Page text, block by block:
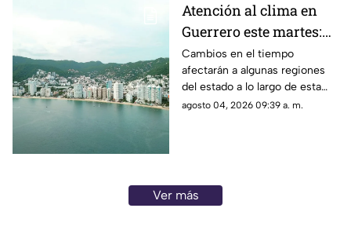
Atención al clima en
Guerrero este martes:
se esperan variaciones
Cambios en el tiempo
afectarán a algunas regiones
del estado a lo largo de esta
jornada.
agosto 04, 2026 09:39 a. m.
Ver más